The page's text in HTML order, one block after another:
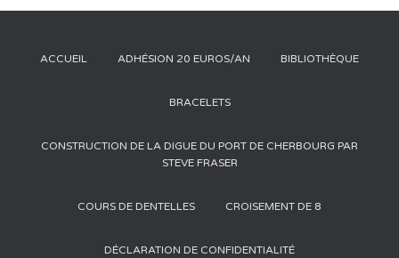
ACCUEIL ADHÉSION 20 EUROS/AN BIBLIOTHÈQUE
BRACELETS
CONSTRUCTION DE LA DIGUE DU PORT DE CHERBOURG PAR
STEVE FRASER
COURS DE DENTELLES CROISEMENT DE 8
DÉCLARATION DE CONFIDENTIALITÉ